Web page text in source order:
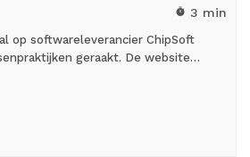
timer 3 min
op softwareleverancier ChipSoft
geraakt. De website…